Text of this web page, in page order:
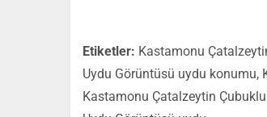
Etiketler: Kastamonu
Uydu Görüntüsü uydu konumu,
Kastamonu Çatalzeytin